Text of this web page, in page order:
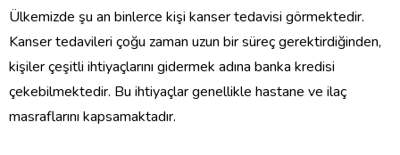
Ülkemizde şu an binlerce kişi kanser tedavisi görmektedir.
Kanser tedavileri çoğu zaman uzun bir süreç gerektirdiğinden,
kişiler çeşitli ihtiyaçlarını gidermek adına banka kredisi
çekebilmektedir. Bu ihtiyaçlar genellikle hastane ve ilaç
masraflarını kapsamaktadır.